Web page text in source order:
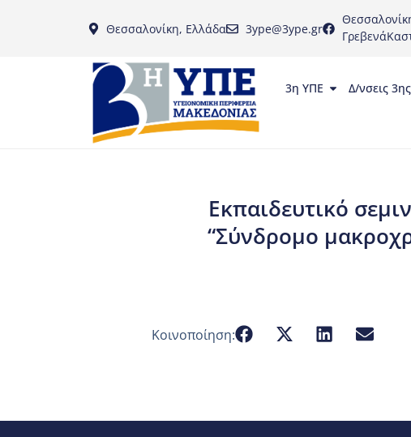
Θεσσαλονίκη, Ελλάδα 3ype@3ype.gr
Γρεβενά
3η ΥΠΕ Δ/νσεις
Εκπαιδευτικό
“Σύνδρομο
Κοινοποίηση: